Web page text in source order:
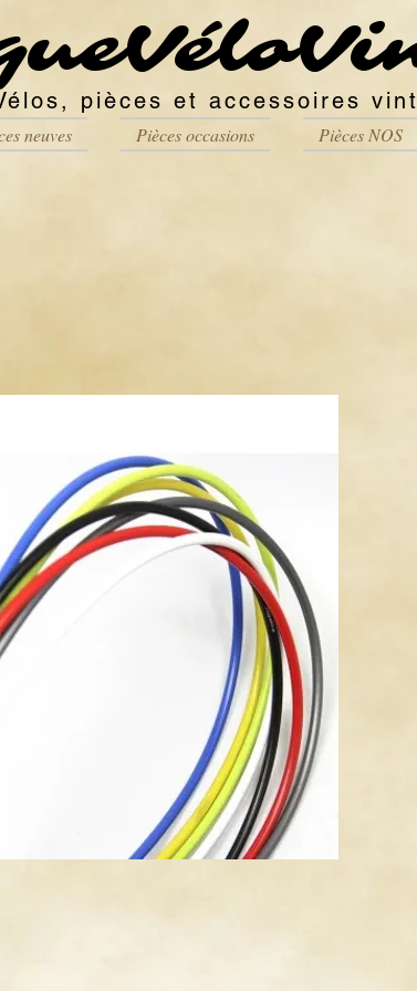
pièces et accessoires
neuves Pièces occasions Pièces NOS